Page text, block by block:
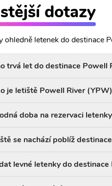
dotazy
ohledně letenek do destinace
trvá let do destinace Powell
je letiště Powell River
doba na rezervaci
se nachází poblíž
levné letenky do destinace